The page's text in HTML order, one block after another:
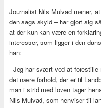
Journalist Nils Mulvad mener,
den sags skyld – har gjort sig
at der kun kan være en
interesser, som ligger i den
han:
- Jeg har svært ved at forestille
det nære forhold, der er til
man i strid med loven tager
Nils Mulvad, som henviser til